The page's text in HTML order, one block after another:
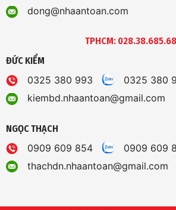
dong@nhaantoan.com
TPHCM:
ĐỨC KIỂM
0325 380 993
0325 380
kiembd.nhaantoan@gmail.com
NGỌC THẠCH
0909 609 854
0909 609
thachdn.nhaantoan@gmail.com